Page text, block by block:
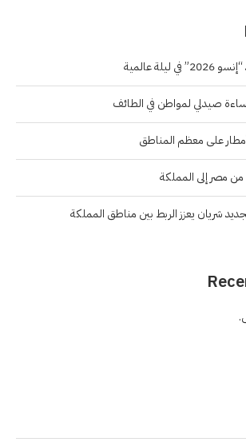
عالمية
صيدلي لمواطن في الطائف
على معظم المناطق
شريان يعزز الربط بين مناطق المملكة